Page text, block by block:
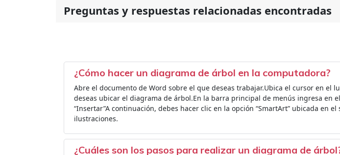
Preguntas y respuestas relacionadas encontradas
¿Cómo hacer un diagrama de árbol en la computadora?
Abre el documento de Word sobre el que deseas trabajar.Ubica el cursor en el
deseas ubicar el diagrama de árbol.En la barra principal de menús ingresa en
“Insertar”A continuación, debes hacer clic en la opción “SmartArt” ubicada en el
ilustraciones.
¿Cuáles son los pasos para realizar un diagrama de